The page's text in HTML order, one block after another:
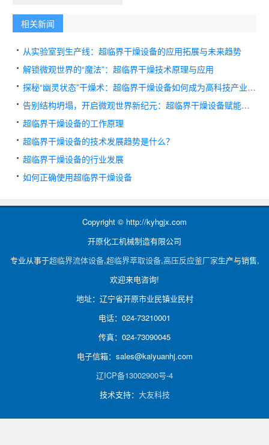
相关新闻
从实验室到生产线：超临界干燥设备的应用拓展与未来趋势
解锁微观世界的“魔法”：超临界干燥技术原理与应用
探秘“幽灵状态”干燥术：超临界干燥设备如何成为高科技产业的幕后功臣？
告别结构坍塌，开启微观世界新纪元：超临界干燥设备赋能新材料产业变革
超临界干燥设备的工作原理
超临界干燥设备的技术发展趋势是什么？
超临界干燥设备的行业发展
如何正确使用超临界干燥设备
Copyright © http://kyhgjx.com
开原化工机械制造有限公司
专业从事于超临界流体设备,超临界萃取设备,高压反应釜厂家生产与销售,
欢迎来电咨询!
地址：辽宁省开原市业民镇业民村
电话：024-73210001
传真：024-73090045
电子信箱：sales@kaiyuanhj.com
辽ICP备13002900号-4
技术支持： 大友科技